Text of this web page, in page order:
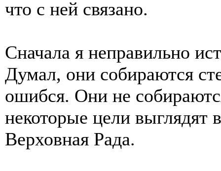
что с ней связано.
Сначала я неправильно
Думал, они собираются
ошибся. Они не
некоторые цели
Верховная Рада.